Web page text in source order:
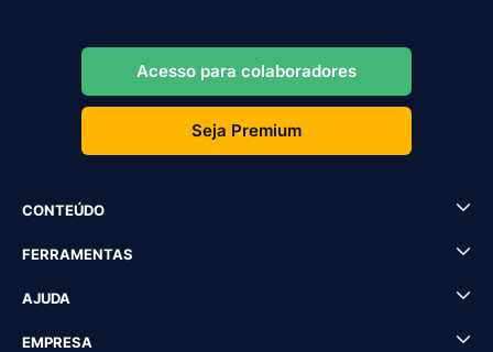
Acesso para colaboradores
Seja Premium
CONTEÚDO
FERRAMENTAS
AJUDA
EMPRESA